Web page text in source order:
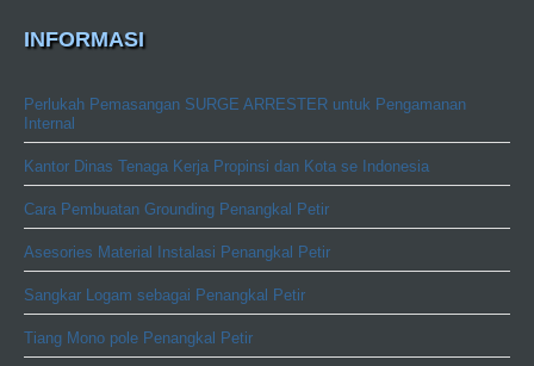
INFORMASI
Perlukah Pemasangan SURGE ARRESTER untuk Pengamanan
Internal
Kantor Dinas Tenaga Kerja Propinsi dan Kota se Indonesia
Cara Pembuatan Grounding Penangkal Petir
Asesories Material Instalasi Penangkal Petir
Sangkar Logam sebagai Penangkal Petir
Tiang Mono pole Penangkal Petir